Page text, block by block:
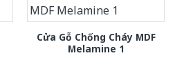
Cửa Gỗ Chống Cháy MDF
Melamine 1